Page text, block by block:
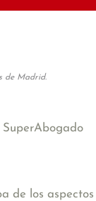
de Madrid.
SuperAbogado
los